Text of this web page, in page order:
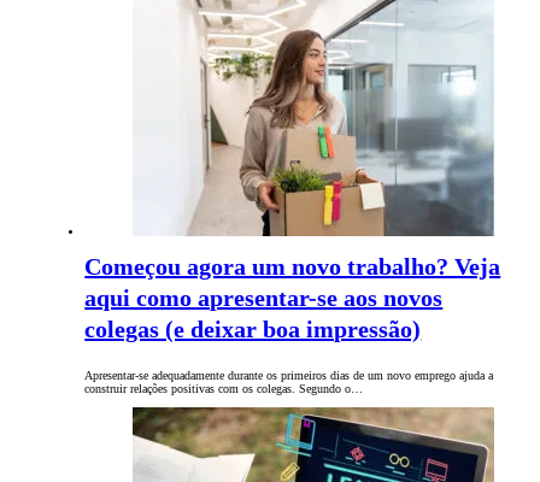
Começou agora um novo trabalho? Veja
aqui como apresentar-se aos novos
colegas (e deixar boa impressão)
Apresentar-se adequadamente durante os primeiros dias de um novo emprego ajuda a
construir relações positivas ​​com os colegas. Segundo o…